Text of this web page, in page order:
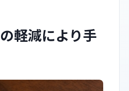
軽減により手